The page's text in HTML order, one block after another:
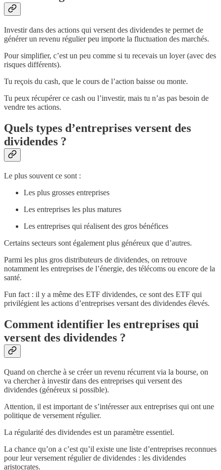
Investir dans des actions qui versent des dividendes te permet de
générer un revenu régulier peu importe la fluctuation des marchés.
Pour simplifier, c’est un peu comme si tu recevais un loyer (avec des
risques différents).
Tu reçois du cash, que le cours de l’action baisse ou monte.
Tu peux récupérer ce cash ou l’investir, mais tu n’as pas besoin de
vendre tes actions.
Quels types d’entreprises versent des
dividendes ?
Le plus souvent ce sont :
Les plus grosses entreprises
Les entreprises les plus matures
Les entreprises qui réalisent des gros bénéfices
Certains secteurs sont également plus généreux que d’autres.
Parmi les plus gros distributeurs de dividendes, on retrouve
notamment les entreprises de l’énergie, des télécoms ou encore de la
santé.
Fun fact : il y a même des ETF dividendes, ce sont des ETF qui
privilégient les actions d’entreprises versant des dividendes élevés.
Comment identifier les entreprises qui
versent des dividendes ?
Quand on cherche à se créer un revenu récurrent via la bourse, on
va chercher à investir dans des entreprises qui versent des
dividendes (généreux si possible).
Attention, il est important de s’intéresser aux entreprises qui ont une
politique de versement régulier.
La régularité des dividendes est un paramètre essentiel.
La chance qu’on a c’est qu’il existe une liste d’entreprises reconnues
pour leur versement régulier de dividendes : les dividendes
aristocrates.